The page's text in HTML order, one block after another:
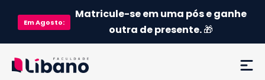
EmAgosto:
Matricule-se em uma pós e ganhe
outra de presente.🎁